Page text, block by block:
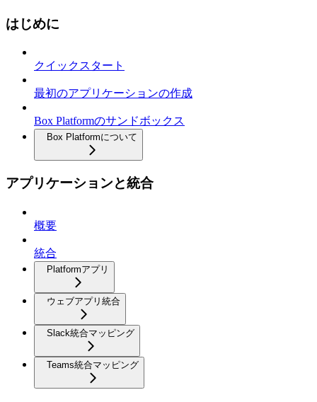
はじめに
クイックスタート
最初のアプリケーションの作成
Box Platformのサンドボックス
Box Platformについて
アプリケーションと統合
概要
統合
Platformアプリ
ウェブアプリ統合
Slack統合マッピング
Teams統合マッピング